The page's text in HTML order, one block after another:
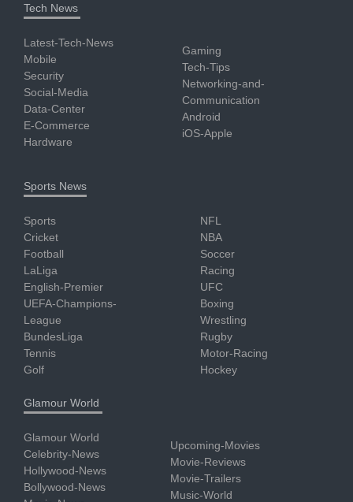
Tech News
Latest-Tech-News
Mobile
Security
Social-Media
Data-Center
E-Commerce
Hardware
Gaming
Tech-Tips
Networking-and-
Communication
Android
iOS-Apple
Sports News
Sports
Cricket
Football
LaLiga
English-Premier
UEFA-Champions-
League
BundesLiga
Tennis
Golf
NFL
NBA
Soccer
Racing
UFC
Boxing
Wrestling
Rugby
Motor-Racing
Hockey
Glamour World
Glamour World
Celebrity-News
Hollywood-News
Bollywood-News
Upcoming-Movies
Movie-Reviews
Movie-Trailers
Music-World